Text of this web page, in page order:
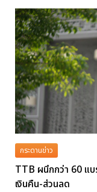
กระดานข่าว
TTB ผนึกกว่า 60 แ
เงินคืน-ส่วนลด